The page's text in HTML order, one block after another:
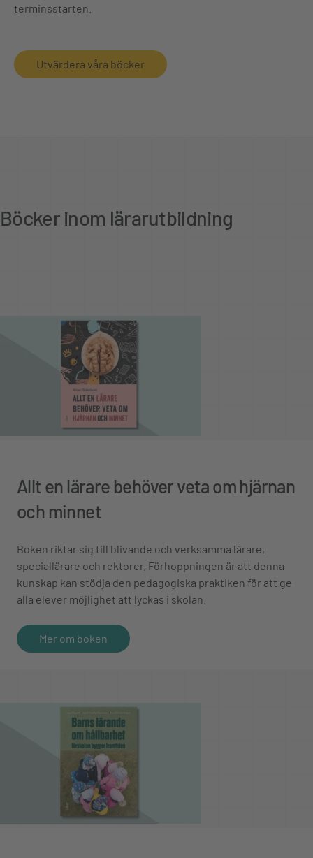
terminsstarten.
Utvärdera våra böcker
Böcker inom lärarutbildning
Allt en lärare behöver veta om hjärnan
och minnet
Boken riktar sig till blivande och verksamma lärare,
speciallärare och rektorer. Förhoppningen är att denna
kunskap kan stödja den pedagogiska praktiken för att ge
alla elever möjlighet att lyckas i skolan.
Mer om boken